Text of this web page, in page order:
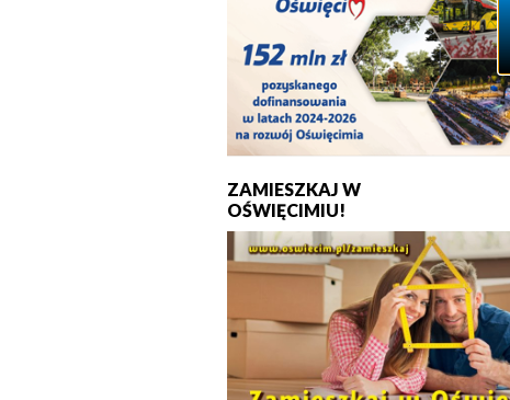
ZAMIESZKAJ W
OŚWIĘCIMIU!